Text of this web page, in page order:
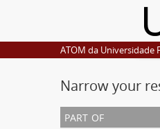
ATOM da Universidade
Narrow your
part of